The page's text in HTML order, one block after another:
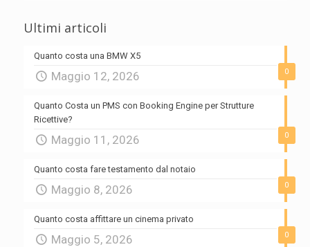
Ultimi articoli
0
Quanto costa una BMW X5
Maggio 12, 2026
0
Quanto Costa un PMS con Booking Engine per Strutture
Ricettive?
Maggio 11, 2026
0
Quanto costa fare testamento dal notaio
Maggio 8, 2026
0
Quanto costa affittare un cinema privato
Maggio 5, 2026